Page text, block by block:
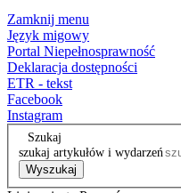
Zamknij menu
Język migowy
Portal Niepełnosprawność
Deklaracja dostępności
ETR - tekst
Facebook
Instagram
Szukaj
szukaj artykułów i wydarzeń
Wyszukaj